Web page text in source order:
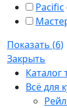
Pacific
Показать (6)
Закрыть
Каталог
Всё для